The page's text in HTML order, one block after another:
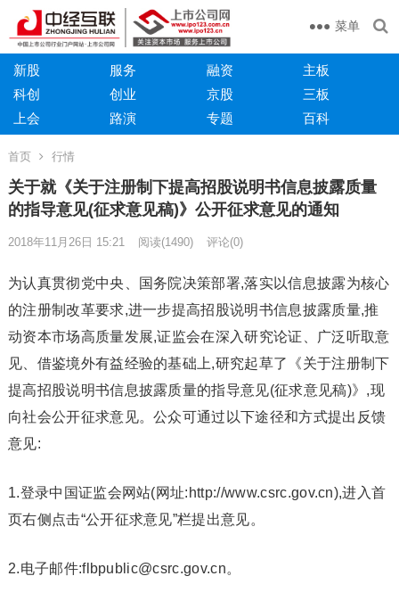
菜单
新股 服务 融资
主板
科创
创业 京股
三板
上会
路演 专题 百科
首页 行情
关于就《关于注册制下提高招股说明书信息披露质量
的指导意见(征求意见稿)》公开征求意见的通知
2018年11月26日 15:21 阅读(1490) 评论(0)
为认真贯彻党中央、国务院决策部署,落实以信息披露为核心
的注册制改革要求,进一步提高招股说明书信息披露质量,推
动资本市场高质量发展,证监会在深入研究论证、广泛听取意
见、借鉴境外有益经验的基础上,研究起草了《关于注册制下
提高招股说明书信息披露质量的指导意见(征求意见稿)》,现
向社会公开征求意见。公众可通过以下途径和方式提出反馈
意见:
1.登录中国证监会网站(网址:http://www.csrc.gov.cn),进入首
页右侧点击“公开征求意见”栏提出意见。
2.电子邮件:flbpublic@csrc.gov.cn。